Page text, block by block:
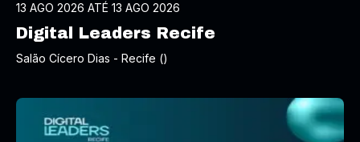
13 AGO 2026 ATÉ 13 AGO 2026
Digital Leaders Recife
Salão Cícero Dias - Recife ()